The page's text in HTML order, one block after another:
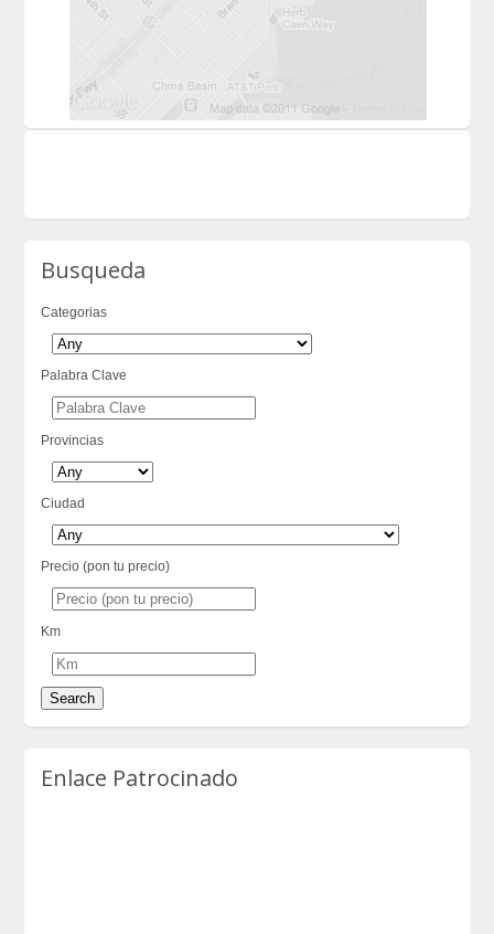
Busqueda
Categorias
Palabra Clave
Provincias
Ciudad
Precio (pon tu precio)
Km
Enlace Patrocinado